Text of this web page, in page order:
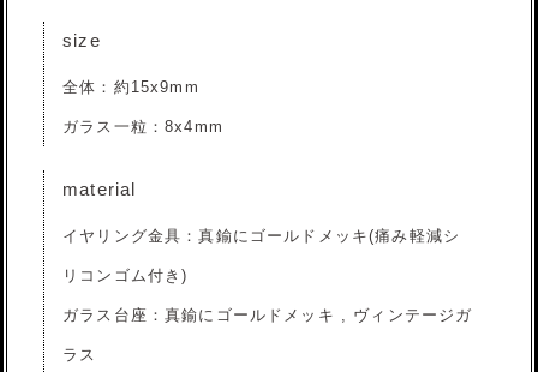
size
全体：約15x9mm
ガラス一粒：8x4mm
material
イヤリング金具：真鍮にゴールドメッキ(痛み軽減シ
リコンゴム付き)
ガラス台座：真鍮にゴールドメッキ , ヴィンテージガ
ラス